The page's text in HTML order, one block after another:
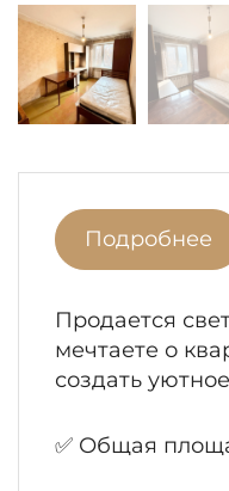
Подробнее
Продается
мечтаете о
создать
✅ Общая